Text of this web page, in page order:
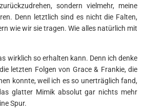
sondern vielmehr, meine
Denn letztlich sind es nicht die Falten,
wie wir sie tragen. Wie alles natürlich mit
wirklich so erhalten kann. Denn ich denke
letzten Folgen von Grace & Frankie, die
konnte, weil ich es so unerträglich fand,
glatter Mimik absolut gar nichts mehr
Spur.